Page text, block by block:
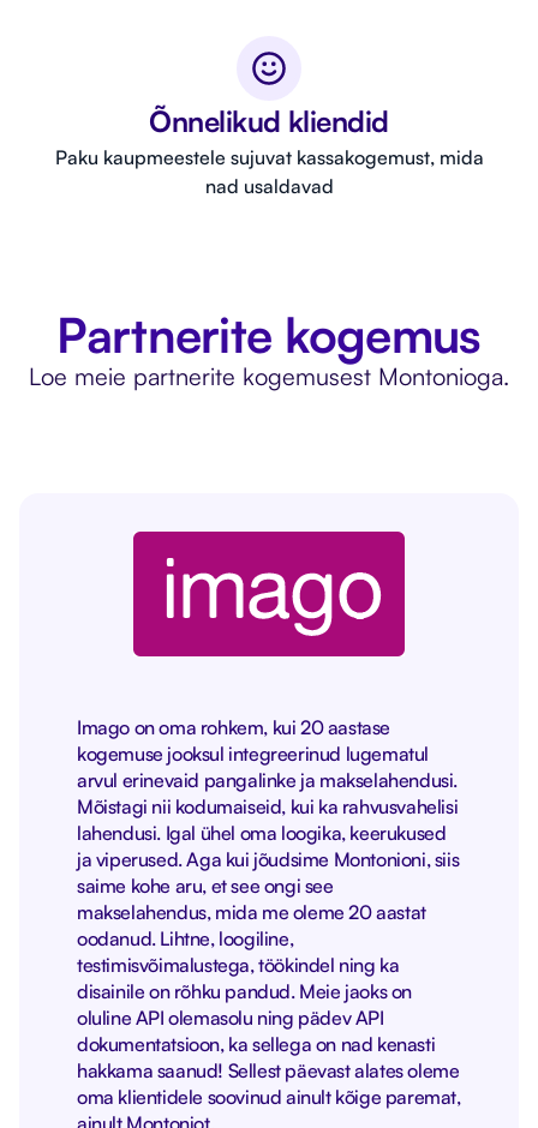
Õnnelikud kliendid
Paku kaupmeestele sujuvat kassakogemust, mida
nad usaldavad
Partnerite kogemus
Loe meie partnerite kogemusest Montonioga.
Imago on oma rohkem, kui 20 aastase
kogemuse jooksul integreerinud lugematul
arvul erinevaid pangalinke ja makselahendusi.
Mõistagi nii kodumaiseid, kui ka rahvusvahelisi
lahendusi. Igal ühel oma loogika, keerukused
ja viperused. Aga kui jõudsime Montonioni, siis
saime kohe aru, et see ongi see
makselahendus, mida me oleme 20 aastat
oodanud. Lihtne, loogiline,
testimisvõimalustega, töökindel ning ka
disainile on rõhku pandud. Meie jaoks on
oluline API olemasolu ning pädev API
dokumentatsioon, ka sellega on nad kenasti
hakkama saanud! Sellest päevast alates oleme
oma klientidele soovinud ainult kõige paremat,
ainult Montoniot.